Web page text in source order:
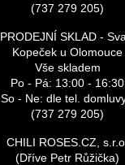
(737 279 205)
PRODEJNÍ SKLAD -
Kopeček u Olomouce
Vše skladem
Po - Pá: 13:00 - 16:30
So - Ne: dle tel.
(737 279 205)
CHILI ROSES.CZ, s.r.o.
(Dříve Petr Růžička)